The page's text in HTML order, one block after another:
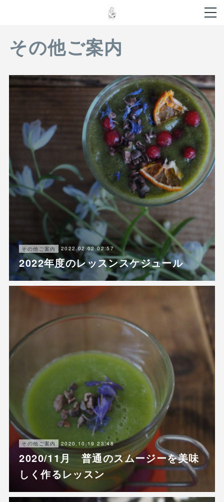
その他ご案内
その他ご案内 2022.02.02 02:57
2022年度のレッスンスケジュール
その他ご案内 2020.10.19 23:48
2020/11月 普通のスムージーを美味
しく作るレッスン